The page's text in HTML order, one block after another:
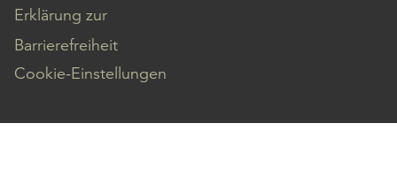
Erklärung zur
Barrierefreiheit
Cookie-Einstellungen